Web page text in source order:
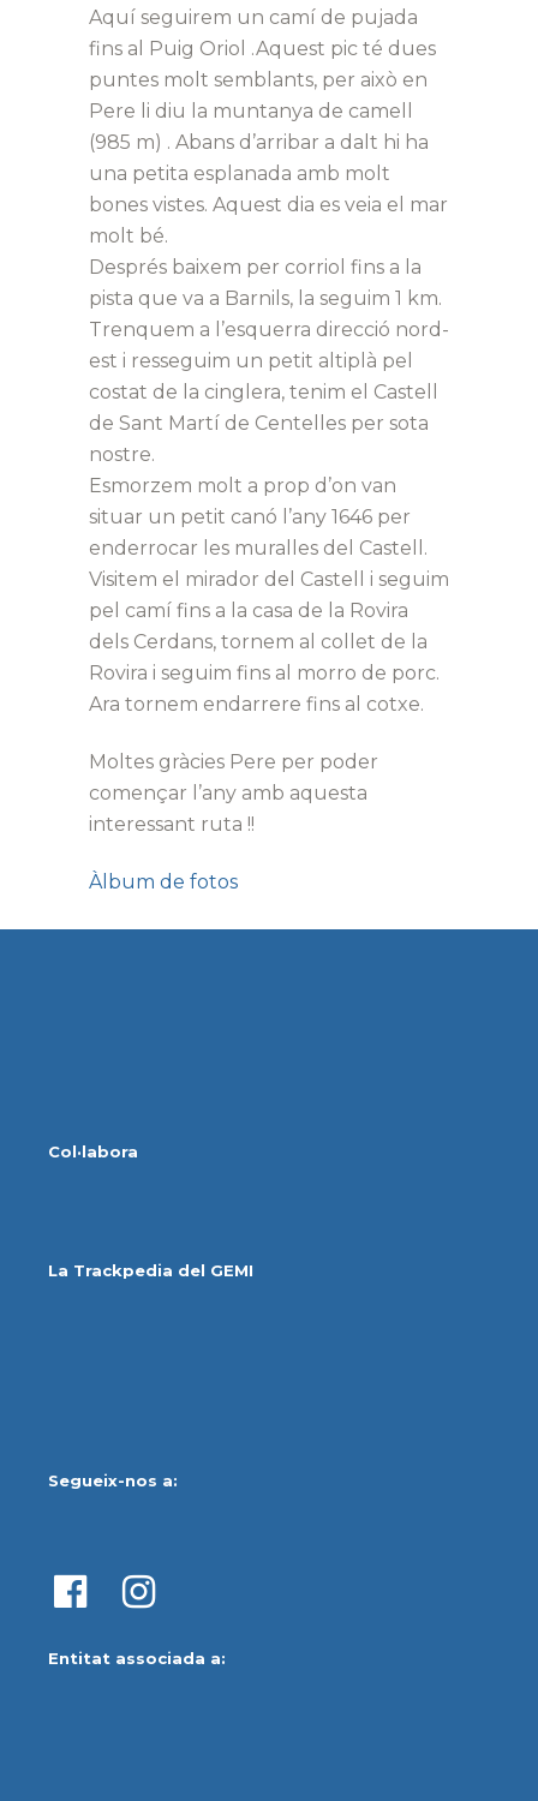
Aquí seguirem un camí de pujada
fins al Puig Oriol .Aquest pic té dues
puntes molt semblants, per això en
Pere li diu la muntanya de camell
(985 m) . Abans d’arribar a dalt hi ha
una petita esplanada amb molt
bones vistes. Aquest dia es veia el mar
molt bé.
Després baixem per corriol fins a la
pista que va a Barnils, la seguim 1 km.
Trenquem a l’esquerra direcció nord-
est i resseguim un petit altiplà pel
costat de la cinglera, tenim el Castell
de Sant Martí de Centelles per sota
nostre.
Esmorzem molt a prop d’on van
situar un petit canó l’any 1646 per
enderrocar les muralles del Castell.
Visitem el mirador del Castell i seguim
pel camí fins a la casa de la Rovira
dels Cerdans, tornem al collet de la
Rovira i seguim fins al morro de porc.
Ara tornem endarrere fins al cotxe.
Moltes gràcies Pere per poder
començar l’any amb aquesta
interessant ruta !!
Àlbum de fotos
Col·labora
La Trackpedia del GEMI
Segueix-nos a:
Entitat associada a: